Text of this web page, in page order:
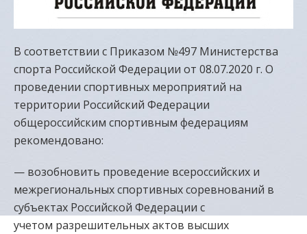
В соответствии с Приказом №497 Министерства
спорта Российской Федерации от 08.07.2020 г. О
проведении спортивных мероприятий на
территории Российский Федерации
общероссийским спортивным федерациям
рекомендовано:
— возобновить проведение всероссийских и
межрегиональных спортивных соревнований в
субъектах Российской Федерации с
учетом разрешительных актов высших